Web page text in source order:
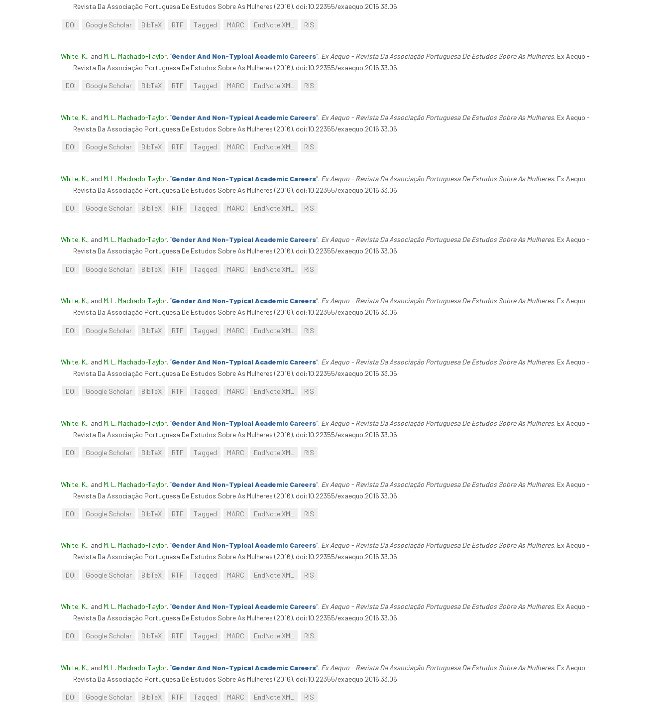
Revista Da Associação Portuguesa De Estudos Sobre As Mulheres (2016). doi:10.22355/exaequo.2016.33.06.
DOI Google Scholar BibTeX RTF Tagged MARC EndNote XML RIS
White, K., and M. L. Machado-Taylor. “Gender And Non-Typical Academic Careers”. Ex Aequo - Revista Da Associação Portuguesa De Estudos Sobre As Mulheres. Ex Aequo -
Revista Da Associação Portuguesa De Estudos Sobre As Mulheres (2016). doi:10.22355/exaequo.2016.33.06.
DOI Google Scholar BibTeX RTF Tagged MARC EndNote XML RIS
White, K., and M. L. Machado-Taylor. “Gender And Non-Typical Academic Careers”. Ex Aequo - Revista Da Associação Portuguesa De Estudos Sobre As Mulheres. Ex Aequo -
Revista Da Associação Portuguesa De Estudos Sobre As Mulheres (2016). doi:10.22355/exaequo.2016.33.06.
DOI Google Scholar BibTeX RTF Tagged MARC EndNote XML RIS
White, K., and M. L. Machado-Taylor. “Gender And Non-Typical Academic Careers”. Ex Aequo - Revista Da Associação Portuguesa De Estudos Sobre As Mulheres. Ex Aequo -
Revista Da Associação Portuguesa De Estudos Sobre As Mulheres (2016). doi:10.22355/exaequo.2016.33.06.
DOI Google Scholar BibTeX RTF Tagged MARC EndNote XML RIS
White, K., and M. L. Machado-Taylor. “Gender And Non-Typical Academic Careers”. Ex Aequo - Revista Da Associação Portuguesa De Estudos Sobre As Mulheres. Ex Aequo -
Revista Da Associação Portuguesa De Estudos Sobre As Mulheres (2016). doi:10.22355/exaequo.2016.33.06.
DOI Google Scholar BibTeX RTF Tagged MARC EndNote XML RIS
White, K., and M. L. Machado-Taylor. “Gender And Non-Typical Academic Careers”. Ex Aequo - Revista Da Associação Portuguesa De Estudos Sobre As Mulheres. Ex Aequo -
Revista Da Associação Portuguesa De Estudos Sobre As Mulheres (2016). doi:10.22355/exaequo.2016.33.06.
DOI Google Scholar BibTeX RTF Tagged MARC EndNote XML RIS
White, K., and M. L. Machado-Taylor. “Gender And Non-Typical Academic Careers”. Ex Aequo - Revista Da Associação Portuguesa De Estudos Sobre As Mulheres. Ex Aequo -
Revista Da Associação Portuguesa De Estudos Sobre As Mulheres (2016). doi:10.22355/exaequo.2016.33.06.
DOI Google Scholar BibTeX RTF Tagged MARC EndNote XML RIS
White, K., and M. L. Machado-Taylor. “Gender And Non-Typical Academic Careers”. Ex Aequo - Revista Da Associação Portuguesa De Estudos Sobre As Mulheres. Ex Aequo -
Revista Da Associação Portuguesa De Estudos Sobre As Mulheres (2016). doi:10.22355/exaequo.2016.33.06.
DOI Google Scholar BibTeX RTF Tagged MARC EndNote XML RIS
White, K., and M. L. Machado-Taylor. “Gender And Non-Typical Academic Careers”. Ex Aequo - Revista Da Associação Portuguesa De Estudos Sobre As Mulheres. Ex Aequo -
Revista Da Associação Portuguesa De Estudos Sobre As Mulheres (2016). doi:10.22355/exaequo.2016.33.06.
DOI Google Scholar BibTeX RTF Tagged MARC EndNote XML RIS
White, K., and M. L. Machado-Taylor. “Gender And Non-Typical Academic Careers”. Ex Aequo - Revista Da Associação Portuguesa De Estudos Sobre As Mulheres. Ex Aequo -
Revista Da Associação Portuguesa De Estudos Sobre As Mulheres (2016). doi:10.22355/exaequo.2016.33.06.
DOI Google Scholar BibTeX RTF Tagged MARC EndNote XML RIS
White, K., and M. L. Machado-Taylor. “Gender And Non-Typical Academic Careers”. Ex Aequo - Revista Da Associação Portuguesa De Estudos Sobre As Mulheres. Ex Aequo -
Revista Da Associação Portuguesa De Estudos Sobre As Mulheres (2016). doi:10.22355/exaequo.2016.33.06.
DOI Google Scholar BibTeX RTF Tagged MARC EndNote XML RIS
White, K., and M. L. Machado-Taylor. “Gender And Non-Typical Academic Careers”. Ex Aequo - Revista Da Associação Portuguesa De Estudos Sobre As Mulheres. Ex Aequo -
Revista Da Associação Portuguesa De Estudos Sobre As Mulheres (2016). doi:10.22355/exaequo.2016.33.06.
DOI Google Scholar BibTeX RTF Tagged MARC EndNote XML RIS